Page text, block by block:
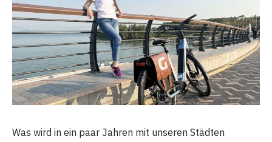
Was wird in ein paar Jahren mit unseren Städten